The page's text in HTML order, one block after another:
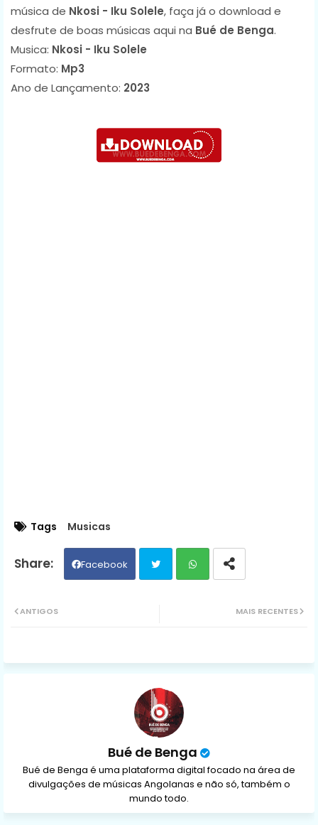
música de Nkosi - Iku Solele, faça já o download e
desfrute de boas músicas aqui na Bué de Benga.
Musica: Nkosi - Iku Solele
Formato: Mp3
Ano de Lançamento: 2023
Tags Musicas
Facebook
ap
MAIS RECENTES
ANTIGOS
Bué de Benga
Bué de Benga é uma plataforma digital focado na área de
divulgações de músicas Angolanas e não só, também o
mundo todo.